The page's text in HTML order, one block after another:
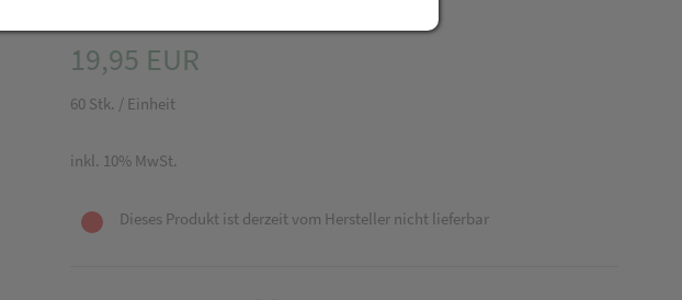
19,95 EUR
60 Stk. / Einheit
inkl. 10% MwSt.
Dieses Produkt ist derzeit vom Hersteller nicht lieferbar